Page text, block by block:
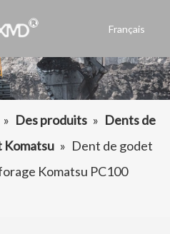
Français
العربية
Pусский
Español
» Des produits » Dents de
Komatsu » Dent de godet
Komatsu PC100